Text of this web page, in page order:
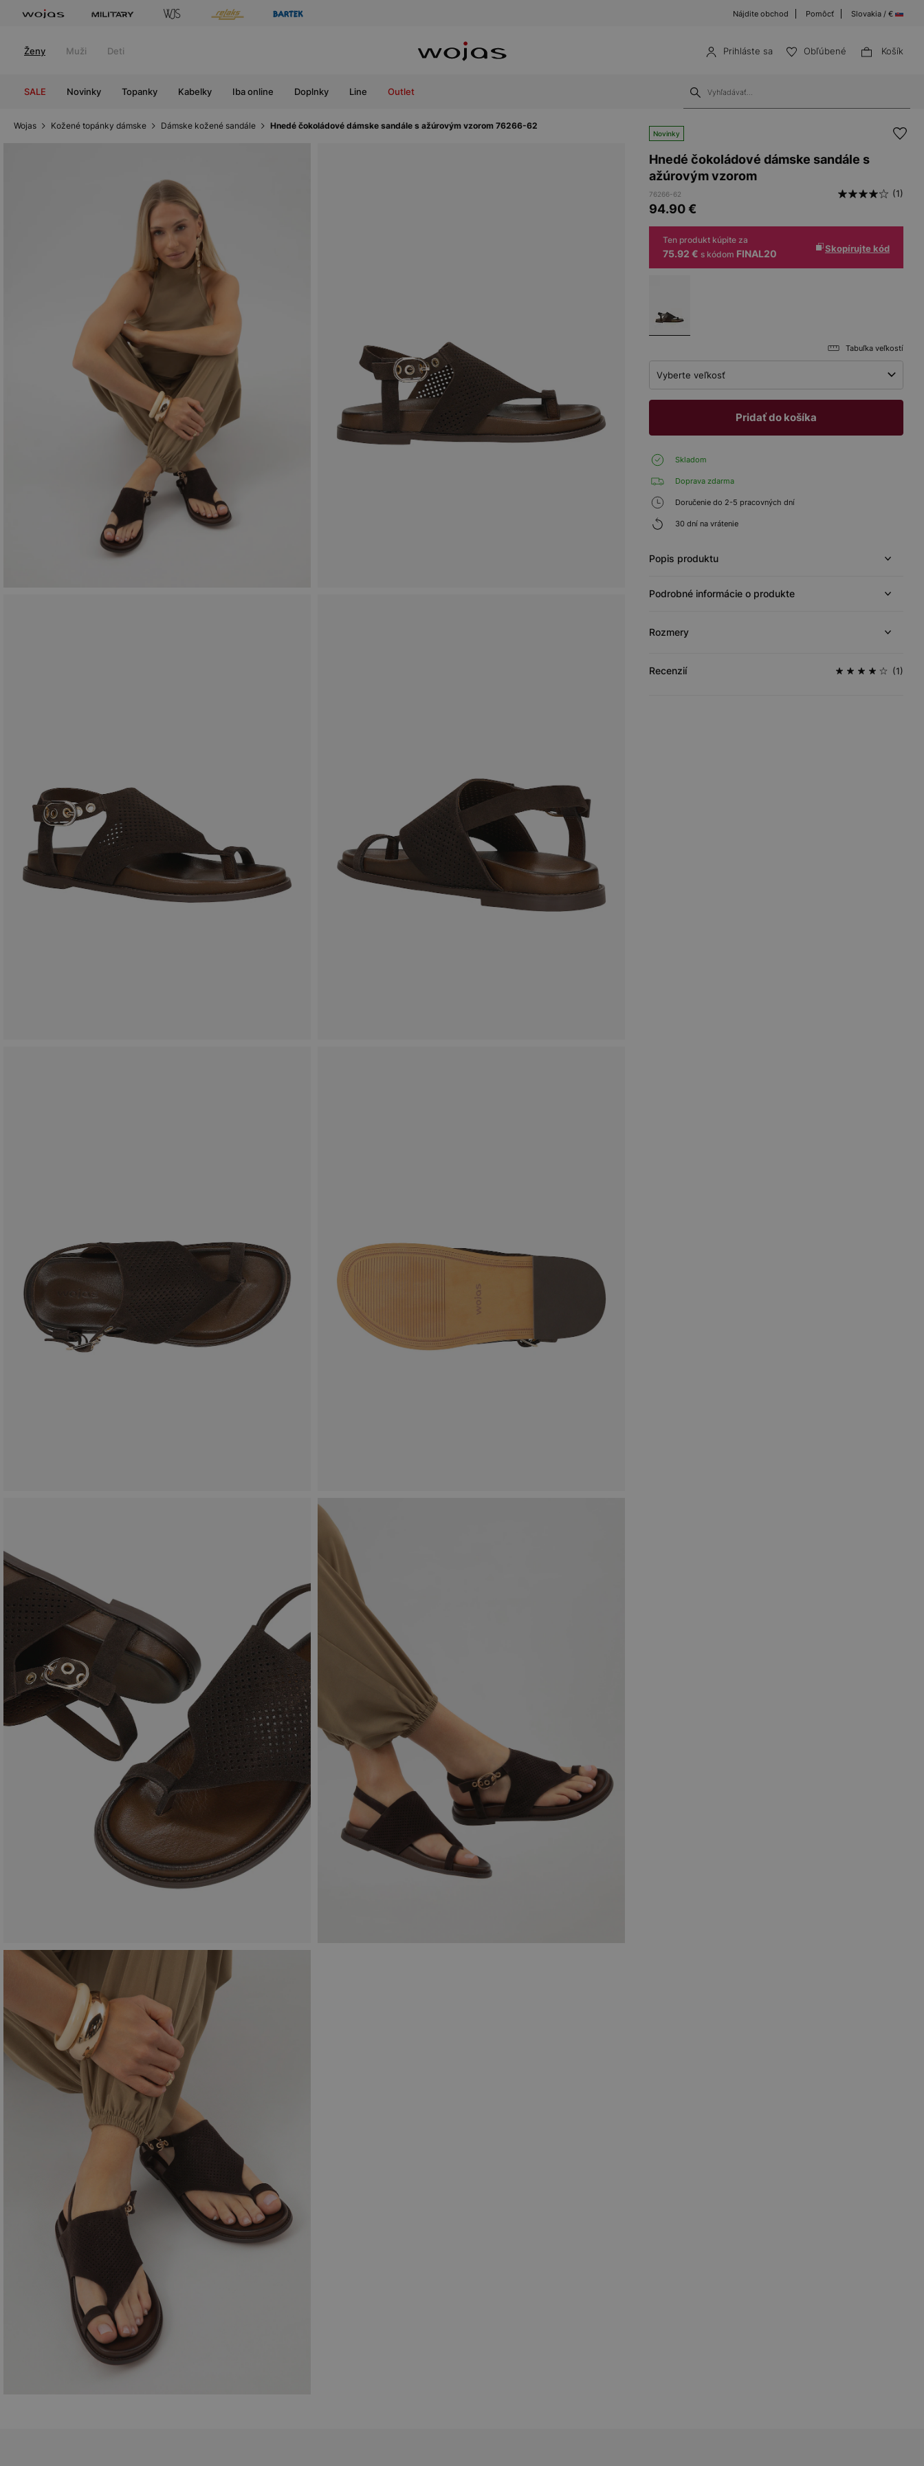
Nájdite obchod Pomôcť Slovakia / €
Ženy Muži Deti Prihláste sa Obľúbené Košík
SALE Novinky Topanky Kabelky Iba online Doplnky Line Outlet
Wojas Kožené topánky dámske Dámske kožené sandále Hnedé čokoládové dámske sandále s ažúrovým vzorom 76266-62
Novinky
Hnedé čokoládové dámske sandále s
ažúrovým vzorom
76266-62 (1)
94.90€
Ten produkt kúpite za
75.92 € s kódom FINAL20 Skopírujte kód
Tabuľka veľkostí
Vyberte veľkosť
Pridať do košíka
Skladom
Doprava zdarma
Doručenie do 2-5 pracovných dní
30 dní na vrátenie
Popis produktu
Podrobné informácie o produkte
Rozmery
Recenzií (1)